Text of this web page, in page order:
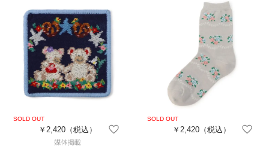
￥2,420 （税込） ￥2,420（税込）